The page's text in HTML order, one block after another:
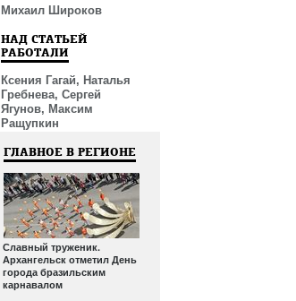
Михаил Широков
НАД СТАТЬЕЙ
РАБОТАЛИ
Ксения Гагай, Наталья
Гребнева, Сергей
Ягунов, Максим
Ращупкин
ГЛАВНОЕ В РЕГИОНЕ
Славный труженик.
Архангельск отметил День
города бразильским
карнавалом